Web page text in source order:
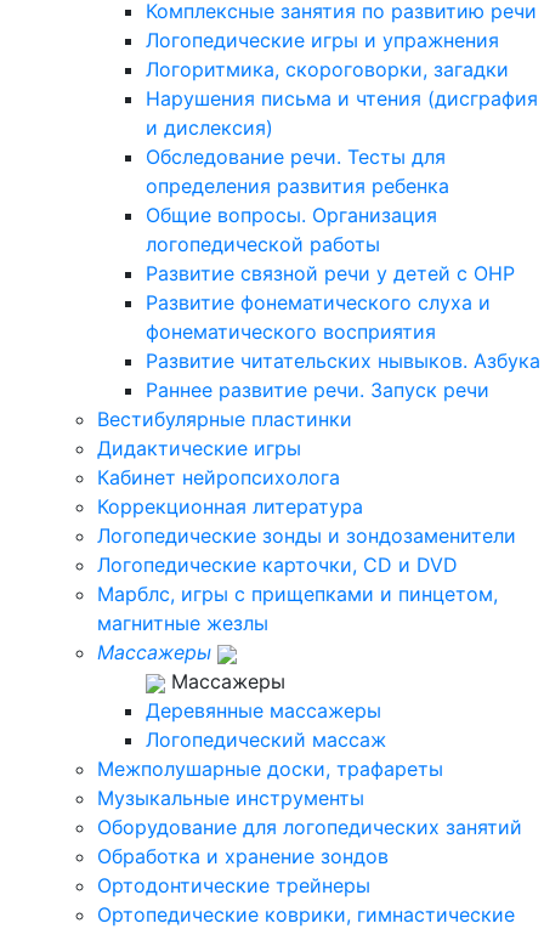
Комплексные занятия по развитию речи
Логопедические игры и упражнения
Логоритмика, скороговорки, загадки
Нарушения письма и чтения (дисграфия
и дислексия)
Обследование речи. Тесты для
определения развития ребенка
Общие вопросы. Организация
логопедической работы
Развитие связной речи у детей с ОНР
Развитие фонематического слуха и
фонематического восприятия
Развитие читательских нывыков. Азбука
Раннее развитие речи. Запуск речи
Вестибулярные пластинки
Дидактические игры
Кабинет нейропсихолога
Коррекционная литература
Логопедические зонды и зондозаменители
Логопедические карточки, CD и DVD
Марблс, игры с прищепками и пинцетом,
магнитные жезлы
Массажеры
Массажеры
Деревянные массажеры
Логопедический массаж
Межполушарные доски, трафареты
Музыкальные инструменты
Оборудование для логопедических занятий
Обработка и хранение зондов
Ортодонтические трейнеры
Ортопедические коврики, гимнастические